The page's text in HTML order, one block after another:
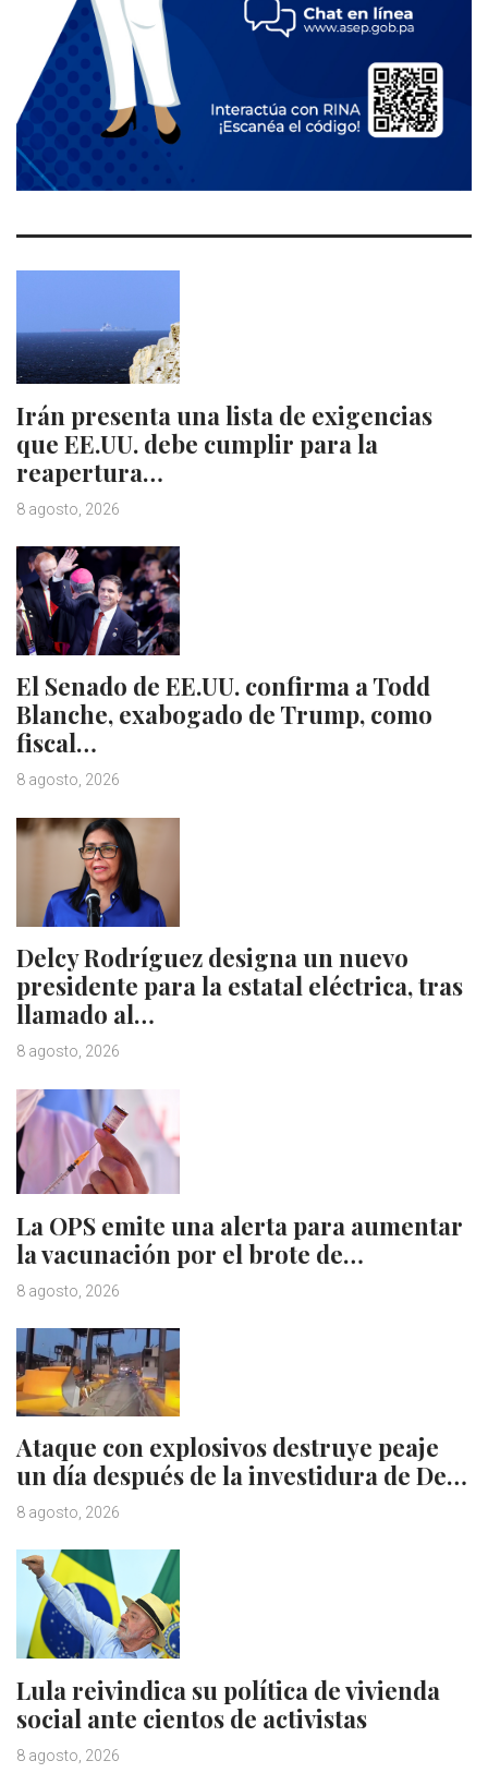
Irán presenta una lista de exigencias
que EE.UU. debe cumplir para la
reapertura…
8 agosto, 2026
El Senado de EE.UU. confirma a Todd
Blanche, exabogado de Trump, como
fiscal…
8 agosto, 2026
Delcy Rodríguez designa un nuevo
presidente para la estatal eléctrica, tras
llamado al…
8 agosto, 2026
La OPS emite una alerta para aumentar
la vacunación por el brote de…
8 agosto, 2026
Ataque con explosivos destruye peaje
un día después de la investidura de De…
8 agosto, 2026
Lula reivindica su política de vivienda
social ante cientos de activistas
8 agosto, 2026